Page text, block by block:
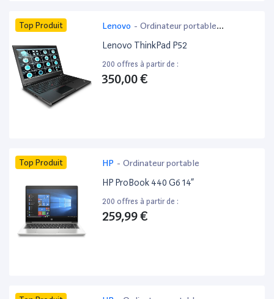
Top Produit Lenovo - Ordinateur portable
bureautique
Lenovo ThinkPad P52
200 offres à partir de :
350,00 €
Top Produit HP - Ordinateur portable
HP ProBook 440 G6 14”
200 offres à partir de :
259,99 €